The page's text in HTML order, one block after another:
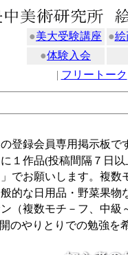
●美大受験講座 ●絵
●体験入会
| フリートーク
登録会員専用掲示板で
１作品(投稿間隔７日
でお願いします。複
的な日用品・野菜果
ン（複数モチ－フ、中級
やりとりでの勉強を